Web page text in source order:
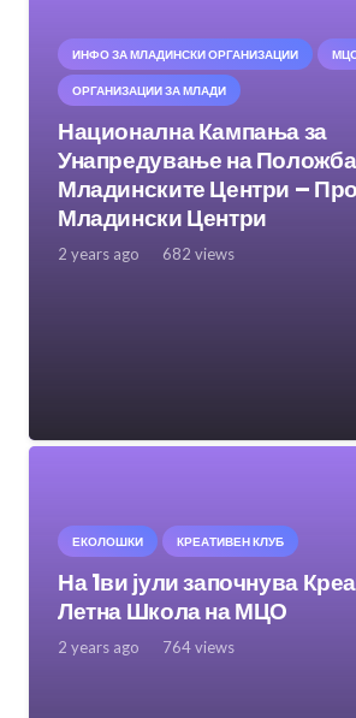
ИНФО ЗА МЛАДИНСКИ ОРГАНИЗАЦИИ
ОРГАНИЗАЦИИ ЗА МЛАДИ
Национална Кампања за
Унапредување на
Младинските Центри –
Младински Центри
2 years ago 682 views
ЕКОЛОШКИ КРЕАТИВЕН КЛУБ
На 1ви јули започнува
Летна Школа на МЦО
2 years ago 764views